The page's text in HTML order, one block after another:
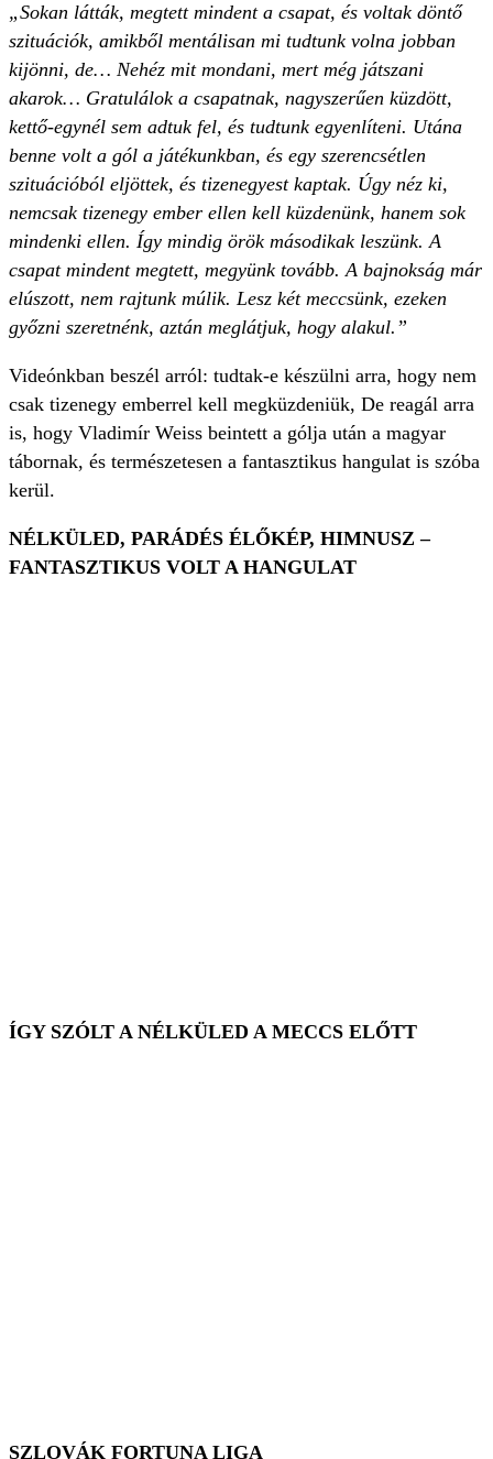
„Sokan látták, megtett mindent a csapat, és voltak döntő
szituációk, amikből mentálisan mi tudtunk volna jobban
kijönni, de… Nehéz mit mondani, mert még játszani
akarok… Gratulálok a csapatnak, nagyszerűen küzdött,
kettő-egynél sem adtuk fel, és tudtunk egyenlíteni. Utána
benne volt a gól a játékunkban, és egy szerencsétlen
szituációból eljöttek, és tizenegyest kaptak. Úgy néz ki,
nemcsak tizenegy ember ellen kell küzdenünk, hanem sok
mindenki ellen. Így mindig örök másodikak leszünk. A
csapat mindent megtett, megyünk tovább. A bajnokság már
elúszott, nem rajtunk múlik. Lesz két meccsünk, ezeken
győzni szeretnénk, aztán meglátjuk, hogy alakul.”
Videónkban beszél arról: tudtak-e készülni arra, hogy nem
csak tizenegy emberrel kell megküzdeniük, De reagál arra
is, hogy Vladimír Weiss beintett a gólja után a magyar
tábornak, és természetesen a fantasztikus hangulat is szóba
kerül.
NÉLKÜLED, PARÁDÉS ÉLŐKÉP, HIMNUSZ –
FANTASZTIKUS VOLT A HANGULAT
ÍGY SZÓLT A NÉLKÜLED A MECCS ELŐTT
SZLOVÁK FORTUNA LIGA